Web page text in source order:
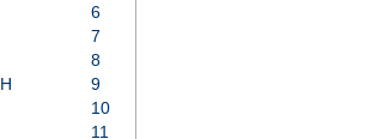
6
7
8
9
10
11